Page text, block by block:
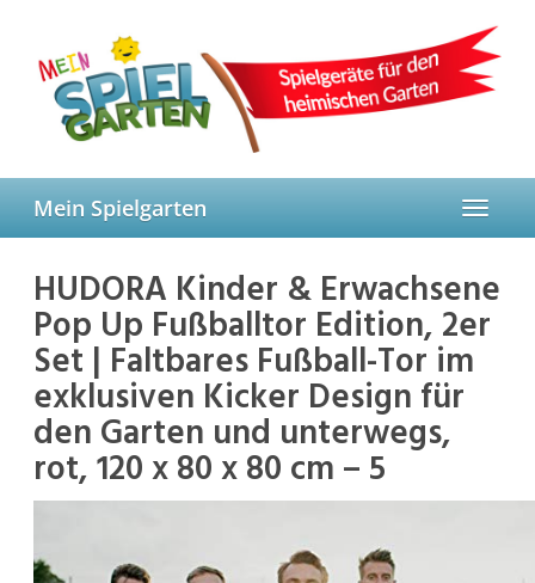
content
Toggle
Mein Spielgarten
HUDORA Kinder & Erwachsene
Pop Up Fußballtor Edition, 2er
Set | Faltbares Fußball-Tor im
exklusiven Kicker Design für
den Garten und unterwegs,
rot, 120 x 80 x 80 cm – 5